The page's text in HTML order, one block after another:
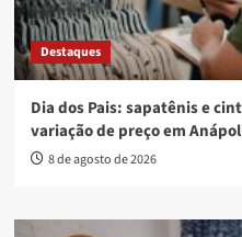
Destaques
Dia dos Pais: sapatênis e
variação de preço em
8 de agosto de 2026